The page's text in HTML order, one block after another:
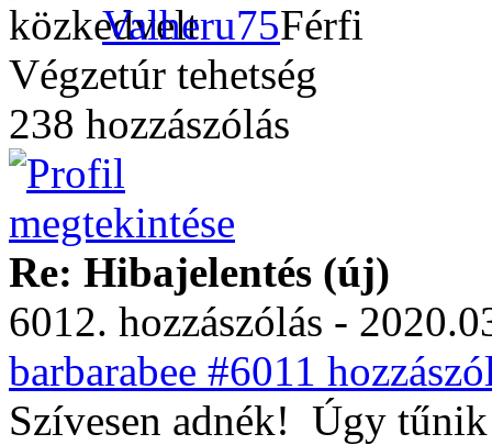
Valheru75
Végzetúr tehetség
238 hozzászólás
Re: Hibajelentés (új)
6012. hozzászólás -
barbarabee #6011
Szívesen adnék! Úgy tűnik